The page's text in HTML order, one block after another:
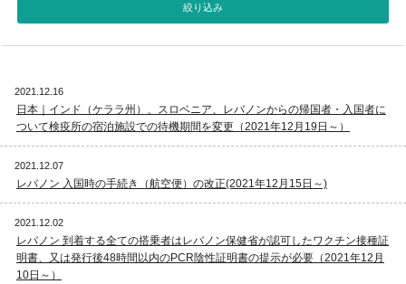
選ばれる理由
2021.12.16
日本｜インド（ケララ州）、スロベニア、レバノンからの帰国者・入国者に
ついて検疫所の宿泊施設での待機期間を変更（2021年12月19日～）
2021.12.07
レバノン 入国時の手続き（航空便）の改正(2021年12月15日～)
2021.12.02
レバノン 到着する全ての搭乗者はレバノン保健省が認可したワクチン接種証
明書、又は発行後48時間以内のPCR陰性証明書の提示が必要（2021年12月
10日～）